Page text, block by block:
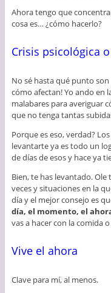
Ahora tengo que
cosa es… ¿cómo hacerlo?
Crisis psicológica
No sé hasta qué punto
cómo afectan! Yo ando en
malabares para averiguar
que no tenga tantas
Porque es eso, verdad?
levantarte ya es todo un
de días de esos y hace ya
Bien, te has levantado. Ole
veces y situaciones en la
día y el mejor consejo es
día, el momento, el
vas a hacer con la comida
Vive el ahora
Clave para mí, al menos.